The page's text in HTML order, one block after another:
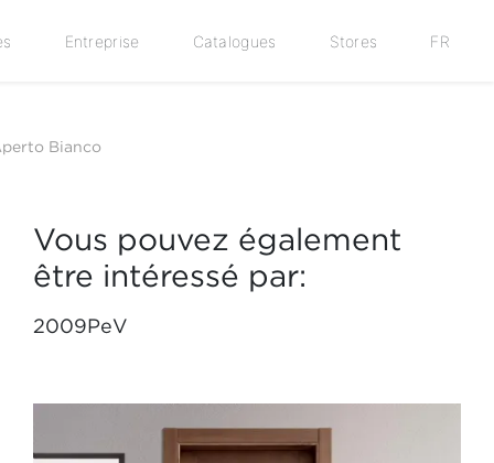
Entreprise Catalogues Stores FR
Bianco
Vous pouvez également
être intéressé par:
2009PeV